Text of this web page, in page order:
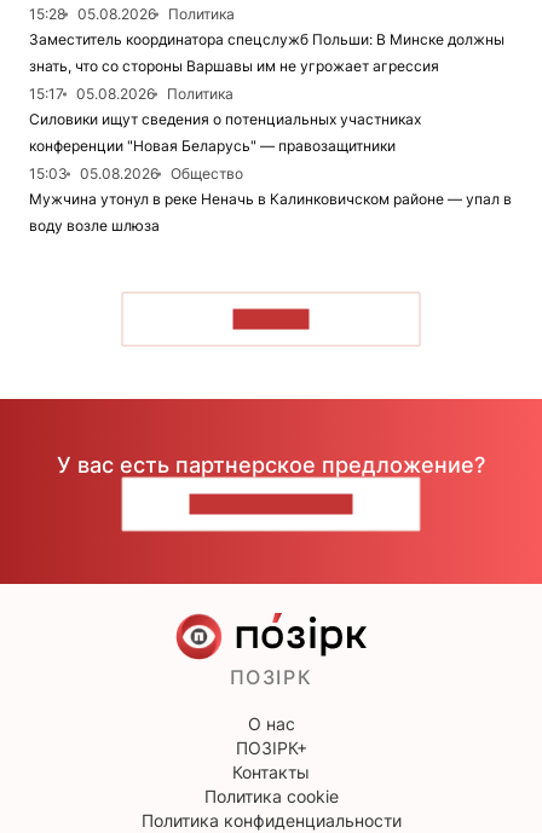
15:28
05.08.2026
Политика
Заместитель координатора спецслужб Польши: В Минске должны
знать, что со стороны Варшавы им не угрожает агрессия
15:17
05.08.2026
Политика
Силовики ищут сведения о потенциальных участниках
конференции "Новая Беларусь" — правозащитники
15:03
05.08.2026
Общество
Мужчина утонул в реке Неначь в Калинковичском районе — упал в
воду возле шлюза
У вас есть партнерское предложение?
ПОЗІРК
О нас
ПОЗІРК+
Контакты
Политика cookie
Политика конфиденциальности